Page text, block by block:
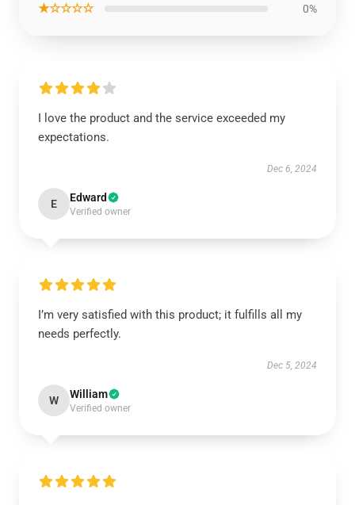
★☆☆☆☆ 0%
I love the product and the service exceeded my
expectations.
Dec 6, 2024
E Edward
Verified owner
I’m very satisfied with this product; it fulfills all my
needs perfectly.
Dec 5, 2024
W William
Verified owner